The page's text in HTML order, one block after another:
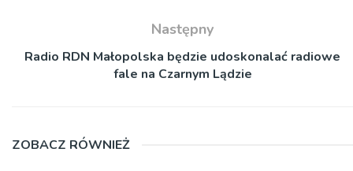
Następny
Radio RDN Małopolska będzie udoskonalać radiowe
fale na Czarnym Lądzie
ZOBACZ RÓWNIEŻ